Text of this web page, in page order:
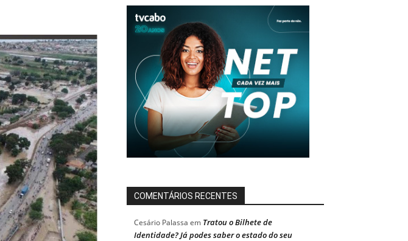
COMENTÁRIOS RECENTES
Cesário Palassa em Tratou o Bilhete de
Identidade? Já podes saber o estado do seu